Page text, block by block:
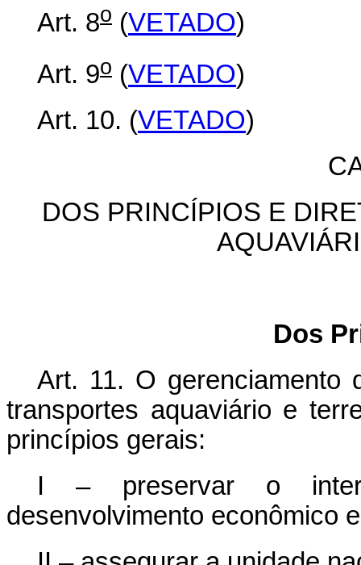
Art. 8o (VETADO)
Art. 9o (VETADO)
Art. 10. (VETADO)
DOS PRINCÍPIOS E
Dos
Art. 11. O gerenciamento
transportes aquaviário e
princípios gerais:
I – preservar o
desenvolvimento econômico